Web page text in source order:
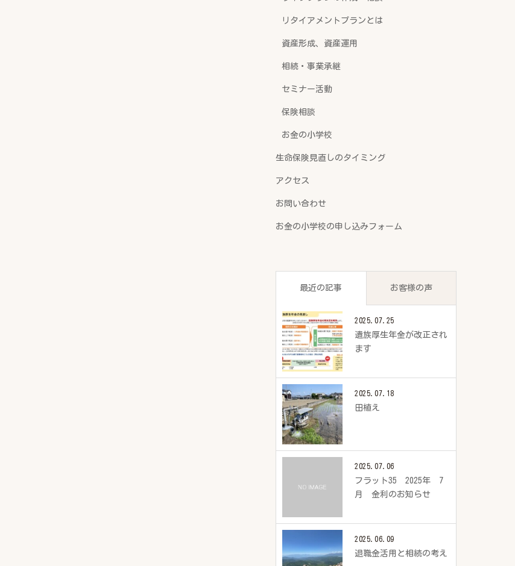
リタイアメントプランとは
資産形成、資産運用
相続・事業承継
セミナー活動
保険相談
お金の小学校
生命保険見直しのタイミング
アクセス
お問い合わせ
お金の小学校の申し込みフォーム
最近の記事 お客様の声
2025.07.25
遺族厚生年金が改正され
ます
2025.07.18
田植え
2025.07.06
フラット35 2025年 7
月 金利のお知らせ
2025.06.09
退職金活用と相続の考え